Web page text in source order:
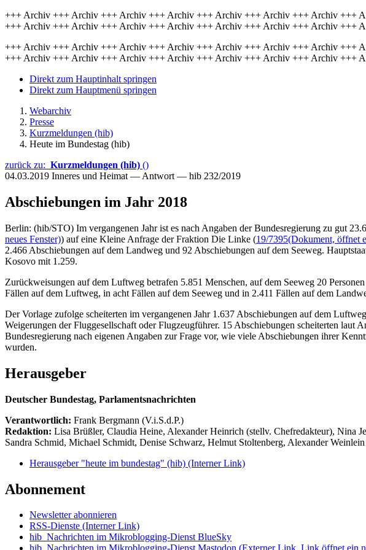
+++ Archiv +++ Archiv +++ Archiv +++ Archiv +++ Archiv +++ Archiv +++ Archiv
+++ Archiv +++ Archiv +++ Archiv +++ Archiv +++ Archiv +++ Archiv +++ Archiv +++
+++ Archiv +++ Archiv +++ Archiv +++ Archiv +++ Archiv +++ Archiv +++ Archiv
+++ Archiv +++ Archiv +++ Archiv +++ Archiv +++ Archiv +++ Archiv +++ Archiv +++
Direkt zum Hauptinhalt springen
Direkt zum Hauptmenü springen
Webarchiv
Presse
Kurzmeldungen (hib)
Heute im Bundestag (hib)
zurück zu: Kurzmeldungen (hib) ()
04.03.2019 Inneres und Heimat — Antwort — hib 232/2019
Abschiebungen im Jahr 2018
Berlin: (hib/STO) Im vergangenen Jahr ist es nach Angaben der Bundesregierung zu gut
neues Fenster)) auf eine Kleine Anfrage der Fraktion Die Linke (19/7395(Dokument, öffnet
2.466 Abschiebungen auf dem Landweg und 92 Abschiebungen auf dem Seeweg.
Kosovo mit 1.259.
Zurückweisungen auf dem Luftweg betrafen 5.851 Menschen, auf dem Seeweg 20
Fällen auf dem Luftweg, in acht Fällen auf dem Seeweg und in 2.411 Fällen auf dem
Der Vorlage zufolge scheiterten im vergangenen Jahr 1.637 Abschiebungen auf dem
Weigerungen der Fluggesellschaft oder Flugzeugführer. 15 Abschiebungen scheiterten
Bundesregierung nach eigenen Angaben zur Frage vor, wie viele Abschiebungen ihrer
wurden.
Herausgeber
Deutscher Bundestag, Parlamentsnachrichten
Verantwortlich: Frank Bergmann (V.i.S.d.P.)
Redaktion: Lisa Brüßler, Claudia Heine, Alexander Heinrich (stellv. Chefredakteur), Nina
Sandra Schmid, Michael Schmidt, Denise Schwarz, Helmut Stoltenberg, Alexander Weinlein
Herausgeber "heute im bundestag" (hib) (Interner Link)
Abonnement
Newsletter abonnieren
RSS-Dienste (Interner Link)
hib_Nachrichten im Mikroblogging-Dienst BlueSky